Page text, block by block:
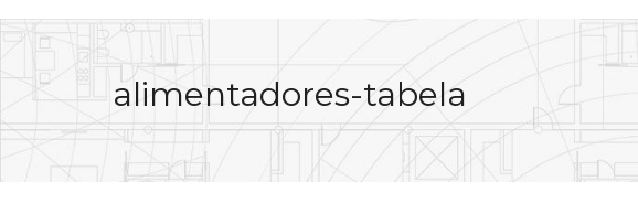
alimentadores-tabela